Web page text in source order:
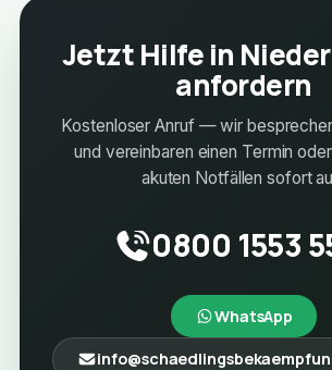
Jetzt Hilfe in
anfordern
Kostenloser Anruf — wir
und vereinbaren einen Termin
akuten Notfällen sofort
0800 1553
WhatsApp